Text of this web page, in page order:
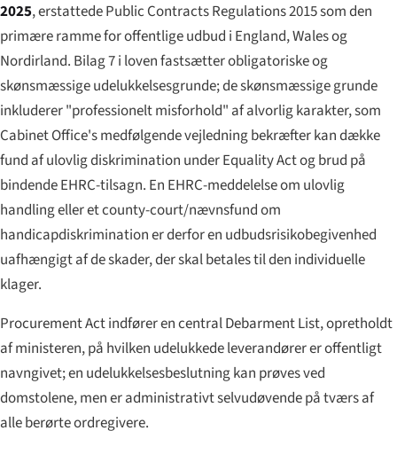
2025, erstattede Public Contracts Regulations 2015 som den
primære ramme for offentlige udbud i England, Wales og
Nordirland. Bilag 7 i loven fastsætter obligatoriske og
skønsmæssige udelukkelsesgrunde; de skønsmæssige grunde
inkluderer "professionelt misforhold" af alvorlig karakter, som
Cabinet Office's medfølgende vejledning bekræfter kan dække
fund af ulovlig diskrimination under Equality Act og brud på
bindende EHRC-tilsagn. En EHRC-meddelelse om ulovlig
handling eller et county-court/nævnsfund om
handicapdiskrimination er derfor en udbudsrisikobegivenhed
uafhængigt af de skader, der skal betales til den individuelle
klager.
Procurement Act indfører en central Debarment List, opretholdt
af ministeren, på hvilken udelukkede leverandører er offentligt
navngivet; en udelukkelsesbeslutning kan prøves ved
domstolene, men er administrativt selvudøvende på tværs af
alle berørte ordregivere.